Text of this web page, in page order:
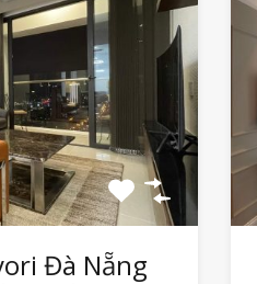
Đà Nẵng